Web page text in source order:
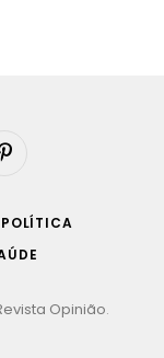
Pinterest
POLÍTICA
Opinião.